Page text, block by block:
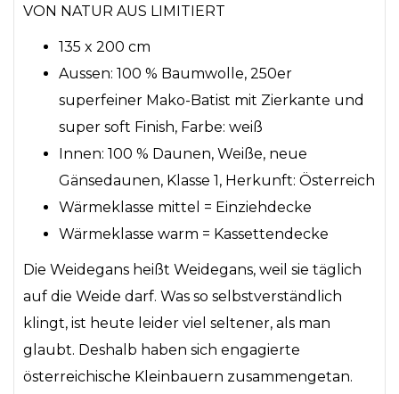
VON NATUR AUS LIMITIERT
135 x 200 cm
Aussen: 100 % Baumwolle, 250er
superfeiner Mako-Batist mit Zierkante und
super soft Finish, Farbe: weiß
Innen: 100 % Daunen, Weiße, neue
Gänsedaunen, Klasse 1, Herkunft: Österreich
Wärmeklasse mittel = Einziehdecke
Wärmeklasse warm = Kassettendecke
Die Weidegans heißt Weidegans, weil sie täglich
auf die Weide darf. Was so selbstverständlich
klingt, ist heute leider viel seltener, als man
glaubt. Deshalb haben sich engagierte
österreichische Kleinbauern zusammengetan.